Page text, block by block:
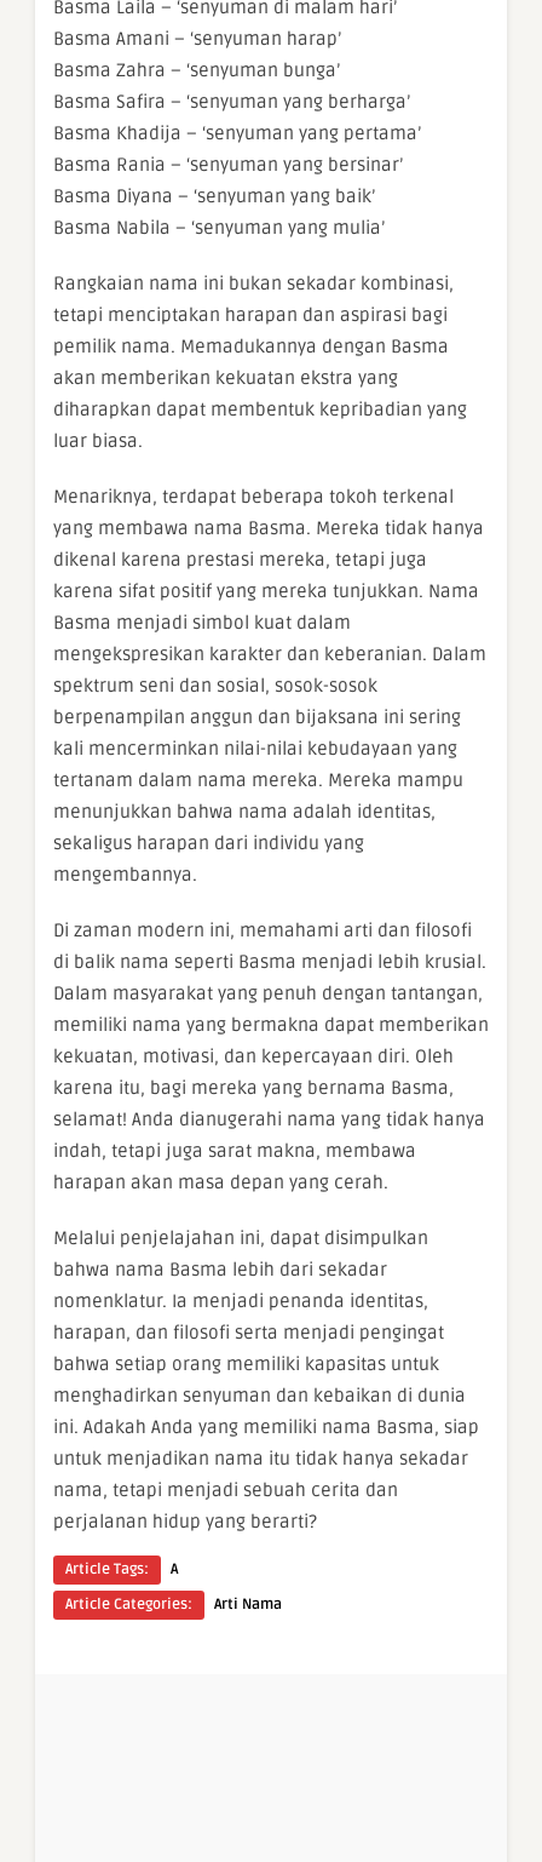
Basma Laila – ‘senyuman di malam hari’
Basma Amani – ‘senyuman harap’
Basma Zahra – ‘senyuman bunga’
Basma Safira – ‘senyuman yang berharga’
Basma Khadija – ‘senyuman yang pertama’
Basma Rania – ‘senyuman yang bersinar’
Basma Diyana – ‘senyuman yang baik’
Basma Nabila – ‘senyuman yang mulia’
Rangkaian nama ini bukan sekadar kombinasi,
tetapi menciptakan harapan dan aspirasi bagi
pemilik nama. Memadukannya dengan Basma
akan memberikan kekuatan ekstra yang
diharapkan dapat membentuk kepribadian yang
luar biasa.
Menariknya, terdapat beberapa tokoh terkenal
yang membawa nama Basma. Mereka tidak hanya
dikenal karena prestasi mereka, tetapi juga
karena sifat positif yang mereka tunjukkan. Nama
Basma menjadi simbol kuat dalam
mengekspresikan karakter dan keberanian. Dalam
spektrum seni dan sosial, sosok-sosok
berpenampilan anggun dan bijaksana ini sering
kali mencerminkan nilai-nilai kebudayaan yang
tertanam dalam nama mereka. Mereka mampu
menunjukkan bahwa nama adalah identitas,
sekaligus harapan dari individu yang
mengembannya.
Di zaman modern ini, memahami arti dan filosofi
di balik nama seperti Basma menjadi lebih krusial.
Dalam masyarakat yang penuh dengan tantangan,
memiliki nama yang bermakna dapat memberikan
kekuatan, motivasi, dan kepercayaan diri. Oleh
karena itu, bagi mereka yang bernama Basma,
selamat! Anda dianugerahi nama yang tidak hanya
indah, tetapi juga sarat makna, membawa
harapan akan masa depan yang cerah.
Melalui penjelajahan ini, dapat disimpulkan
bahwa nama Basma lebih dari sekadar
nomenklatur. Ia menjadi penanda identitas,
harapan, dan filosofi serta menjadi pengingat
bahwa setiap orang memiliki kapasitas untuk
menghadirkan senyuman dan kebaikan di dunia
ini. Adakah Anda yang memiliki nama Basma, siap
untuk menjadikan nama itu tidak hanya sekadar
nama, tetapi menjadi sebuah cerita dan
perjalanan hidup yang berarti?
Article Tags:
A
Article Categories:
Arti Nama